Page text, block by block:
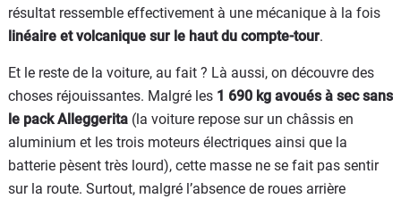
résultat ressemble effectivement à une mécanique à la fois
linéaire et volcanique sur le haut du compte-tour.
Et le reste de la voiture, au fait ? Là aussi, on découvre des
choses réjouissantes. Malgré les 1 690 kg avoués à sec sans
le pack Alleggerita (la voiture repose sur un châssis en
aluminium et les trois moteurs électriques ainsi que la
batterie pèsent très lourd), cette masse ne se fait pas sentir
sur la route. Surtout, malgré l’absence de roues arrière